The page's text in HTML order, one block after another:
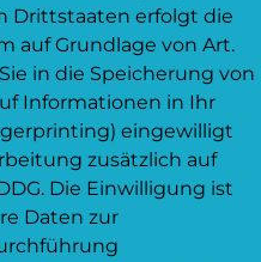
Drittstaaten erfolgt die
auf Grundlage von Art.
Sie in die Speicherung von
Informationen in Ihr
eingewilligt
zusätzlich auf
Die Einwilligung ist
Daten zur